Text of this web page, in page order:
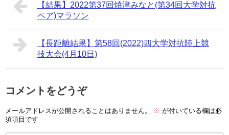
【結果】2022第37回焼津みなと(第34回大学対抗
ペア)マラソン
【長距離結果】第58回(2022)四大学対抗陸上競
技大会(4月10日)
コメントをどうぞ
メールアドレスが公開されることはありません。 ※ が付いている欄は必
須項目です